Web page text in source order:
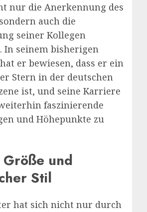
nur die Anerkennung des
auch die
seiner Kollegen
In seinem bisherigen
er bewiesen, dass er ein
Stern in der deutschen
ist, und seine Karriere
faszinierende
und Höhepunkte zu
Größe und
Stil
hat sich nicht nur durch